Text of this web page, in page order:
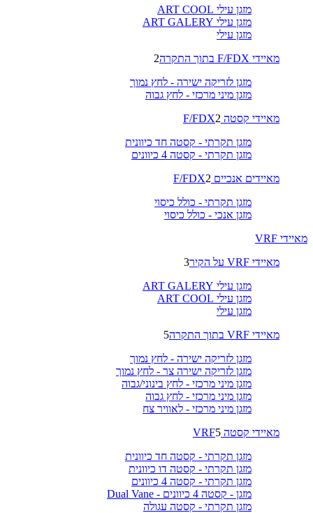
מזגן עילי ART COOL
מזגן עילי ART GALERY
מזגן עילי
מאיידי F/FDX בתוך התקרה
2
מזגן לזריקה ישירה - לחץ נמוך
מזגן מיני מרכזי - לחץ גבוה
מאיידי קסטה F/FDX 2
מזגן תקרתי - קסטה חד כיוונית
מזגן תקרתי - קסטה 4 כיוונים
מאיידים אנכיים F/FDX 2
מזגן תקרתי - כולל כיסוי
מזגן אנכי - כולל כיסוי
מאיידי VRF
מאיידי VRF על הקיר
3
מזגן עילי ART GALERY
מזגן עילי ART COOL
מזגן עילי
מאיידי VRF בתוך התקרה
5
מזגן לזריקה ישירה - לחץ נמוך
מזגן לזריקה ישירה צר - לחץ נמוך
מזגן מיני מרכזי - לחץ בינוני/גבוה
מזגן מיני מרכזי - לחץ גבוה
מזגן מיני מרכזי - לאוויר צח
מאיידי קסטה VRF 5
מזגן תקרתי - קסטה חד כיוונית
מזגן תקרתי - קסטה דו כיוונית
מזגן תקרתי - קסטה 4 כיוונים
מזגן - קסטה 4 כיוונים - Dual Vane
מזגן תקרתי - קסטה עגולה